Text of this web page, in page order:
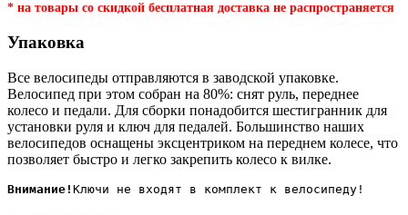
* на товары со скидкой бесплатная доставка не распространяется
Упаковка
Все велосипеды отправляются в заводской упаковке.
Велосипед при этом собран на 80%: снят руль, переднее
колесо и педали. Для сборки понадобится шестигранник для
установки руля и ключ для педалей. Большинство наших
велосипедов оснащены эксцентриком на переднем колесе, что
позволяет быстро и легко закрепить колесо к вилке.
Внимание!